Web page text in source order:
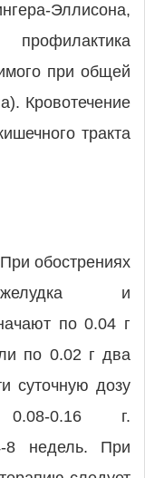
Эллисона,
при общей
Кровотечение
тракта
обострениях
и
по 0.04 г
по 0.02 г два
суточную дозу
0.16 г.
8 недель. При